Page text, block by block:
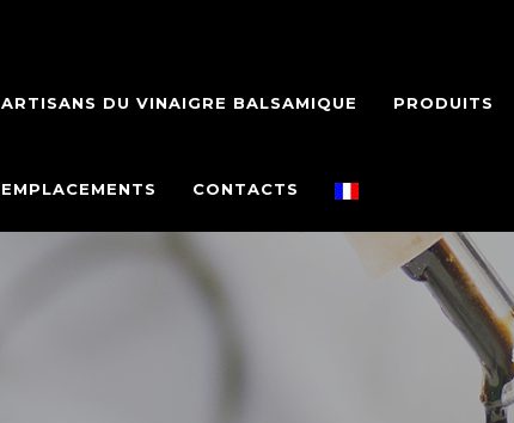
ARTISANS DU VINAIGRE BALSAMIQUE PRODUITS
EMPLACEMENTS CONTACTS